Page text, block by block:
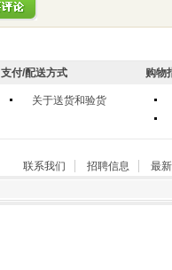
支付/配送方式
关于送货和验货
购物
联系我们 招聘信息
最